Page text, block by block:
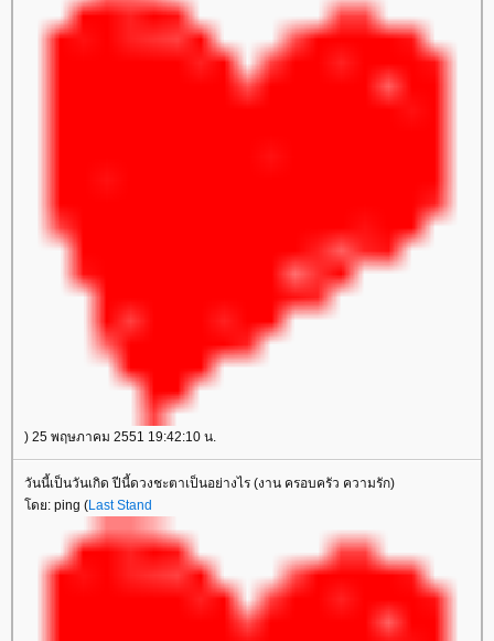
) 25 พฤษภาคม 2551 19:42:10 น.
วันนี้เป็นวันเกิด ปีนี้ดวงชะตาเป็นอย่างไร (งาน ครอบครัว ความรัก)
ดย: ping (Last Stand